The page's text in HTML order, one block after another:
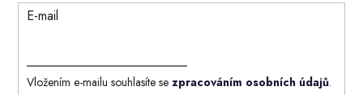
E-mail
Vložením e-mailu souhlasíte se zpracováním osobních údajů.